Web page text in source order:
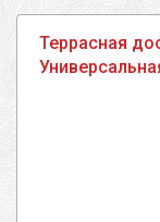
Террасная